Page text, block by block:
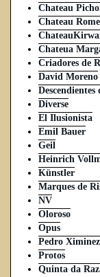
Chateau
Chateau
Chateua
Criadores de
David Moreno
Descendientes
Diverse
El Ilusionista
Emil Bauer
Geil
Heinrich
Künstler
Marques de
NV
Oloroso
Opus
Pedro
Protos
Quinta da